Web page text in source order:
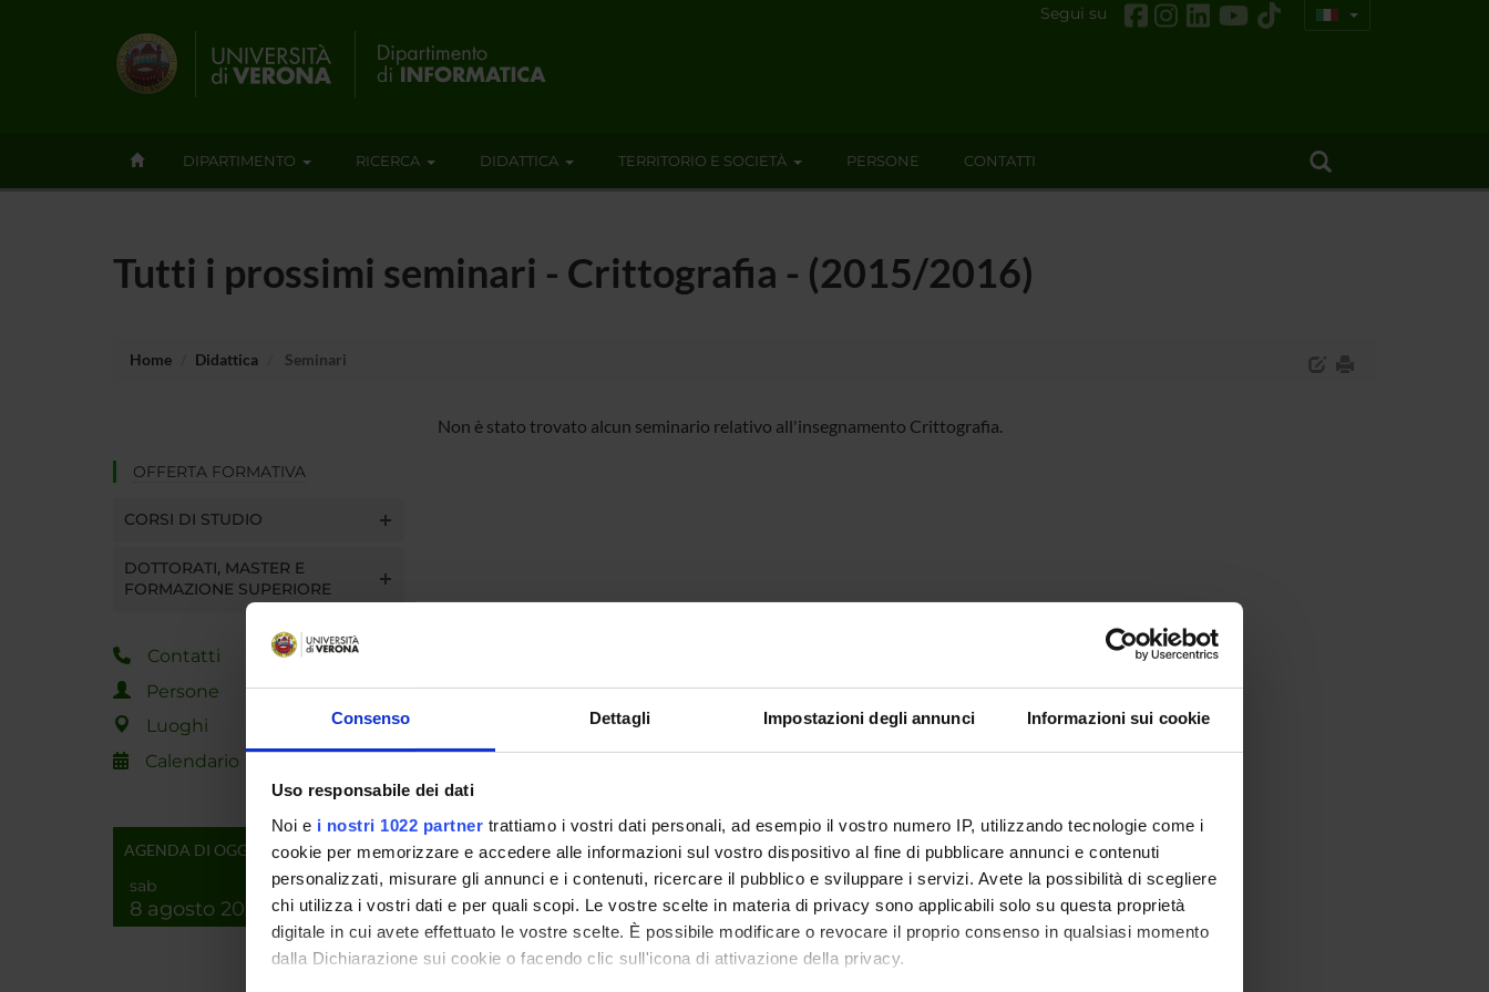
Consenso Dettagli Impostazioni degli annunci Informazioni sui cookie
Uso responsabile dei dati
Noi e i nostri 1022 partner trattiamo i vostri dati personali, ad esempio il vostro numero IP, utilizzando tecnologie come i
cookie per memorizzare e accedere alle informazioni sul vostro dispositivo al fine di pubblicare annunci e contenuti
personalizzati, misurare gli annunci e i contenuti, ricercare il pubblico e sviluppare i servizi. Avete la possibilità di scegliere
chi utilizza i vostri dati e per quali scopi. Le vostre scelte in materia di privacy sono applicabili solo su questa proprietà
digitale in cui avete effettuato le vostre scelte. È possibile modificare o revocare il proprio consenso in qualsiasi momento
dalla Dichiarazione sui cookie o facendo clic sull'icona di attivazione della privacy.
Segui su
DIPARTIMENTO RICERCA DIDATTICA TERRITORIO E SOCIETÀ PERSONE CONTATTI
Tutti i prossimi seminari - Crittografia - (2015/2016)
Home Didattica Seminari
OFFERTA FORMATIVA
CORSI DI STUDIO
DOTTORATI, MASTER E
FORMAZIONE SUPERIORE
Contatti
Persone
Luoghi
Calendario
AGENDA DI OGGI
sab
8 agosto 2026
Non è stato trovato alcun seminario relativo all'insegnamento Crittografia.